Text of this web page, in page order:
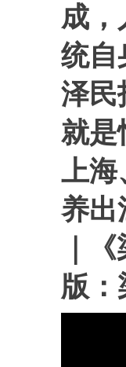
成，
统自
泽民
就是
上海
养出
｜
版：